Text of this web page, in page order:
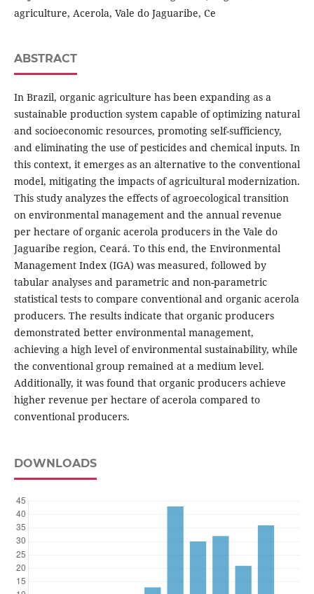
agriculture, Acerola, Vale do Jaguaribe, Ce
ABSTRACT
In Brazil, organic agriculture has been expanding as a
sustainable production system capable of optimizing natural
and socioeconomic resources, promoting self-sufficiency,
and eliminating the use of pesticides and chemical inputs. In
this context, it emerges as an alternative to the conventional
model, mitigating the impacts of agricultural modernization.
This study analyzes the effects of agroecological transition
on environmental management and the annual revenue
per hectare of organic acerola producers in the Vale do
Jaguaribe region, Ceará. To this end, the Environmental
Management Index (IGA) was measured, followed by
tabular analyses and parametric and non-parametric
statistical tests to compare conventional and organic acerola
producers. The results indicate that organic producers
demonstrated better environmental management,
achieving a high level of environmental sustainability, while
the conventional group remained at a medium level.
Additionally, it was found that organic producers achieve
higher revenue per hectare of acerola compared to
conventional producers.
DOWNLOADS